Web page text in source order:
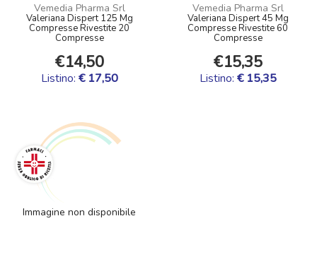
Vemedia Pharma Srl
Valeriana Dispert 125 Mg
Compresse Rivestite 20
Compresse
€14,50
Listino: € 17,50
Vemedia Pharma Srl
Valeriana Dispert 45 Mg
Compresse Rivestite 60
Compresse
€15,35
Listino: € 15,35
Immagine non disponibile